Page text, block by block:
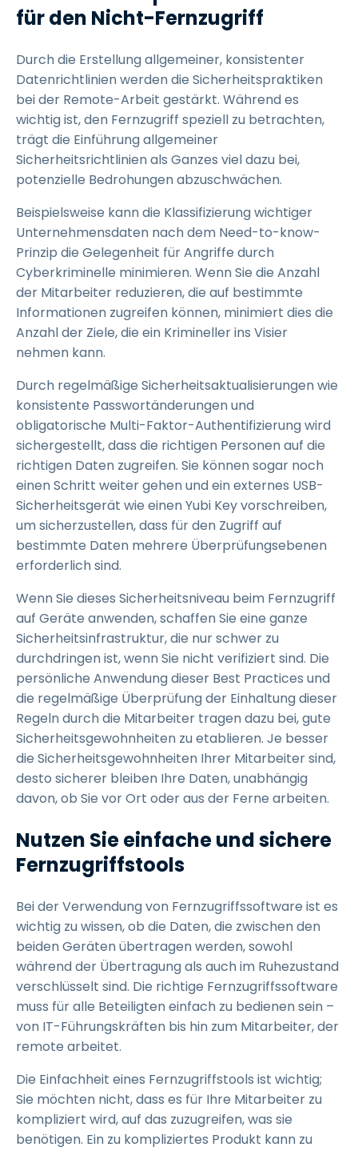
für den Nicht-Fernzugriff
Durch die Erstellung allgemeiner, konsistenter
Datenrichtlinien werden die Sicherheitspraktiken
bei der Remote-Arbeit gestärkt. Während es
wichtig ist, den Fernzugriff speziell zu betrachten,
trägt die Einführung allgemeiner
Sicherheitsrichtlinien als Ganzes viel dazu bei,
potenzielle Bedrohungen abzuschwächen.
Beispielsweise kann die Klassifizierung wichtiger
Unternehmensdaten nach dem Need-to-know-
Prinzip die Gelegenheit für Angriffe durch
Cyberkriminelle minimieren. Wenn Sie die Anzahl
der Mitarbeiter reduzieren, die auf bestimmte
Informationen zugreifen können, minimiert dies die
Anzahl der Ziele, die ein Krimineller ins Visier
nehmen kann.
Durch regelmäßige Sicherheitsaktualisierungen wie
konsistente Passwortänderungen und
obligatorische Multi-Faktor-Authentifizierung wird
sichergestellt, dass die richtigen Personen auf die
richtigen Daten zugreifen. Sie können sogar noch
einen Schritt weiter gehen und ein externes USB-
Sicherheitsgerät wie einen Yubi Key vorschreiben,
um sicherzustellen, dass für den Zugriff auf
bestimmte Daten mehrere Überprüfungsebenen
erforderlich sind.
Wenn Sie dieses Sicherheitsniveau beim Fernzugriff
auf Geräte anwenden, schaffen Sie eine ganze
Sicherheitsinfrastruktur, die nur schwer zu
durchdringen ist, wenn Sie nicht verifiziert sind. Die
persönliche Anwendung dieser Best Practices und
die regelmäßige Überprüfung der Einhaltung dieser
Regeln durch die Mitarbeiter tragen dazu bei, gute
Sicherheitsgewohnheiten zu etablieren. Je besser
die Sicherheitsgewohnheiten Ihrer Mitarbeiter sind,
desto sicherer bleiben Ihre Daten, unabhängig
davon, ob Sie vor Ort oder aus der Ferne arbeiten.
Nutzen Sie einfache und sichere
Fernzugriffstools
Bei der Verwendung von Fernzugriffssoftware ist es
wichtig zu wissen, ob die Daten, die zwischen den
beiden Geräten übertragen werden, sowohl
während der Übertragung als auch im Ruhezustand
verschlüsselt sind. Die richtige Fernzugriffssoftware
muss für alle Beteiligten einfach zu bedienen sein –
von IT-Führungskräften bis hin zum Mitarbeiter, der
remote arbeitet.
Die Einfachheit eines Fernzugriffstools ist wichtig;
Sie möchten nicht, dass es für Ihre Mitarbeiter zu
kompliziert wird, auf das zuzugreifen, was sie
benötigen. Ein zu kompliziertes Produkt kann zu